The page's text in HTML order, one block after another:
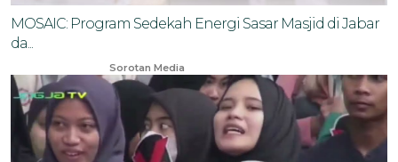
MOSAIC: Program Sedekah Energi Sasar Masjid di Jabar
da...
Sorotan Media